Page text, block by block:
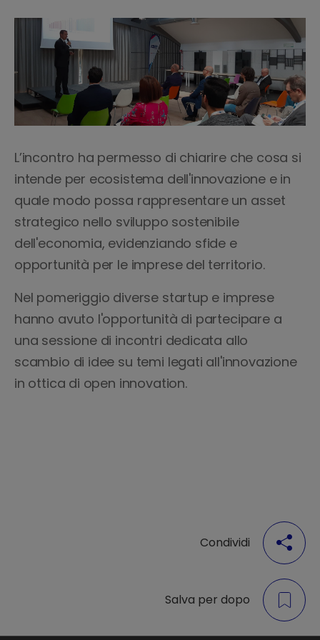
L’incontro ha permesso di chiarire che cosa si
intende per ecosistema dell'innovazione e in
quale modo possa rappresentare un asset
strategico nello sviluppo sostenibile
dell'economia, evidenziando sfide e
opportunità per le imprese del territorio.
Nel pomeriggio diverse startup e imprese
hanno avuto l'opportunità di partecipare a
una sessione di incontri dedicata allo
scambio di idee su temi legati all'innovazione
in ottica di open innovation.
Condividi
Salva per dopo